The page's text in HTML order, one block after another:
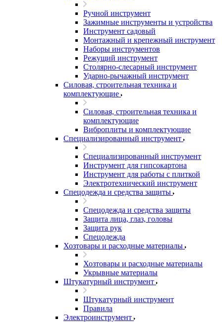
Ручной инструмент
Зажимные инструменты и устройства
Инструмент садовый
Монтажный и крепежный инструмент
Наборы инструментов
Режущий инструмент
Столярно-слесарный инструмент
Ударно-рычажный инструмент
Силовая, строительная техника и
комплектующие
Силовая, строительная техника и
комплектующие
Виброплиты и комплектующие
Специализированный инструмент
Специализированный инструмент
Инструмент для гипсокартона
Инструмент для работы с плиткой
Электротехнический инструмент
Спецодежда и средства защиты
Спецодежда и средства защиты
Защита лица, глаз, головы
Защита рук
Спецодежда
Хозтовары и расходные материалы
Хозтовары и расходные материалы
Укрывные материалы
Штукатурный инструмент
Штукатурный инструмент
Правила
Электроинструмент